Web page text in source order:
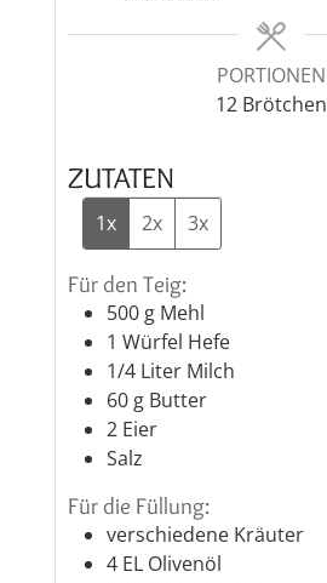
PORTIONEN
12 Brötchen
ZUTATEN
1x 2x 3x
Für den Teig:
500 g Mehl
1 Würfel Hefe
1/4 Liter Milch
60 g Butter
2 Eier
Salz
Für die Füllung:
verschiedene Kräuter
4 EL Olivenöl